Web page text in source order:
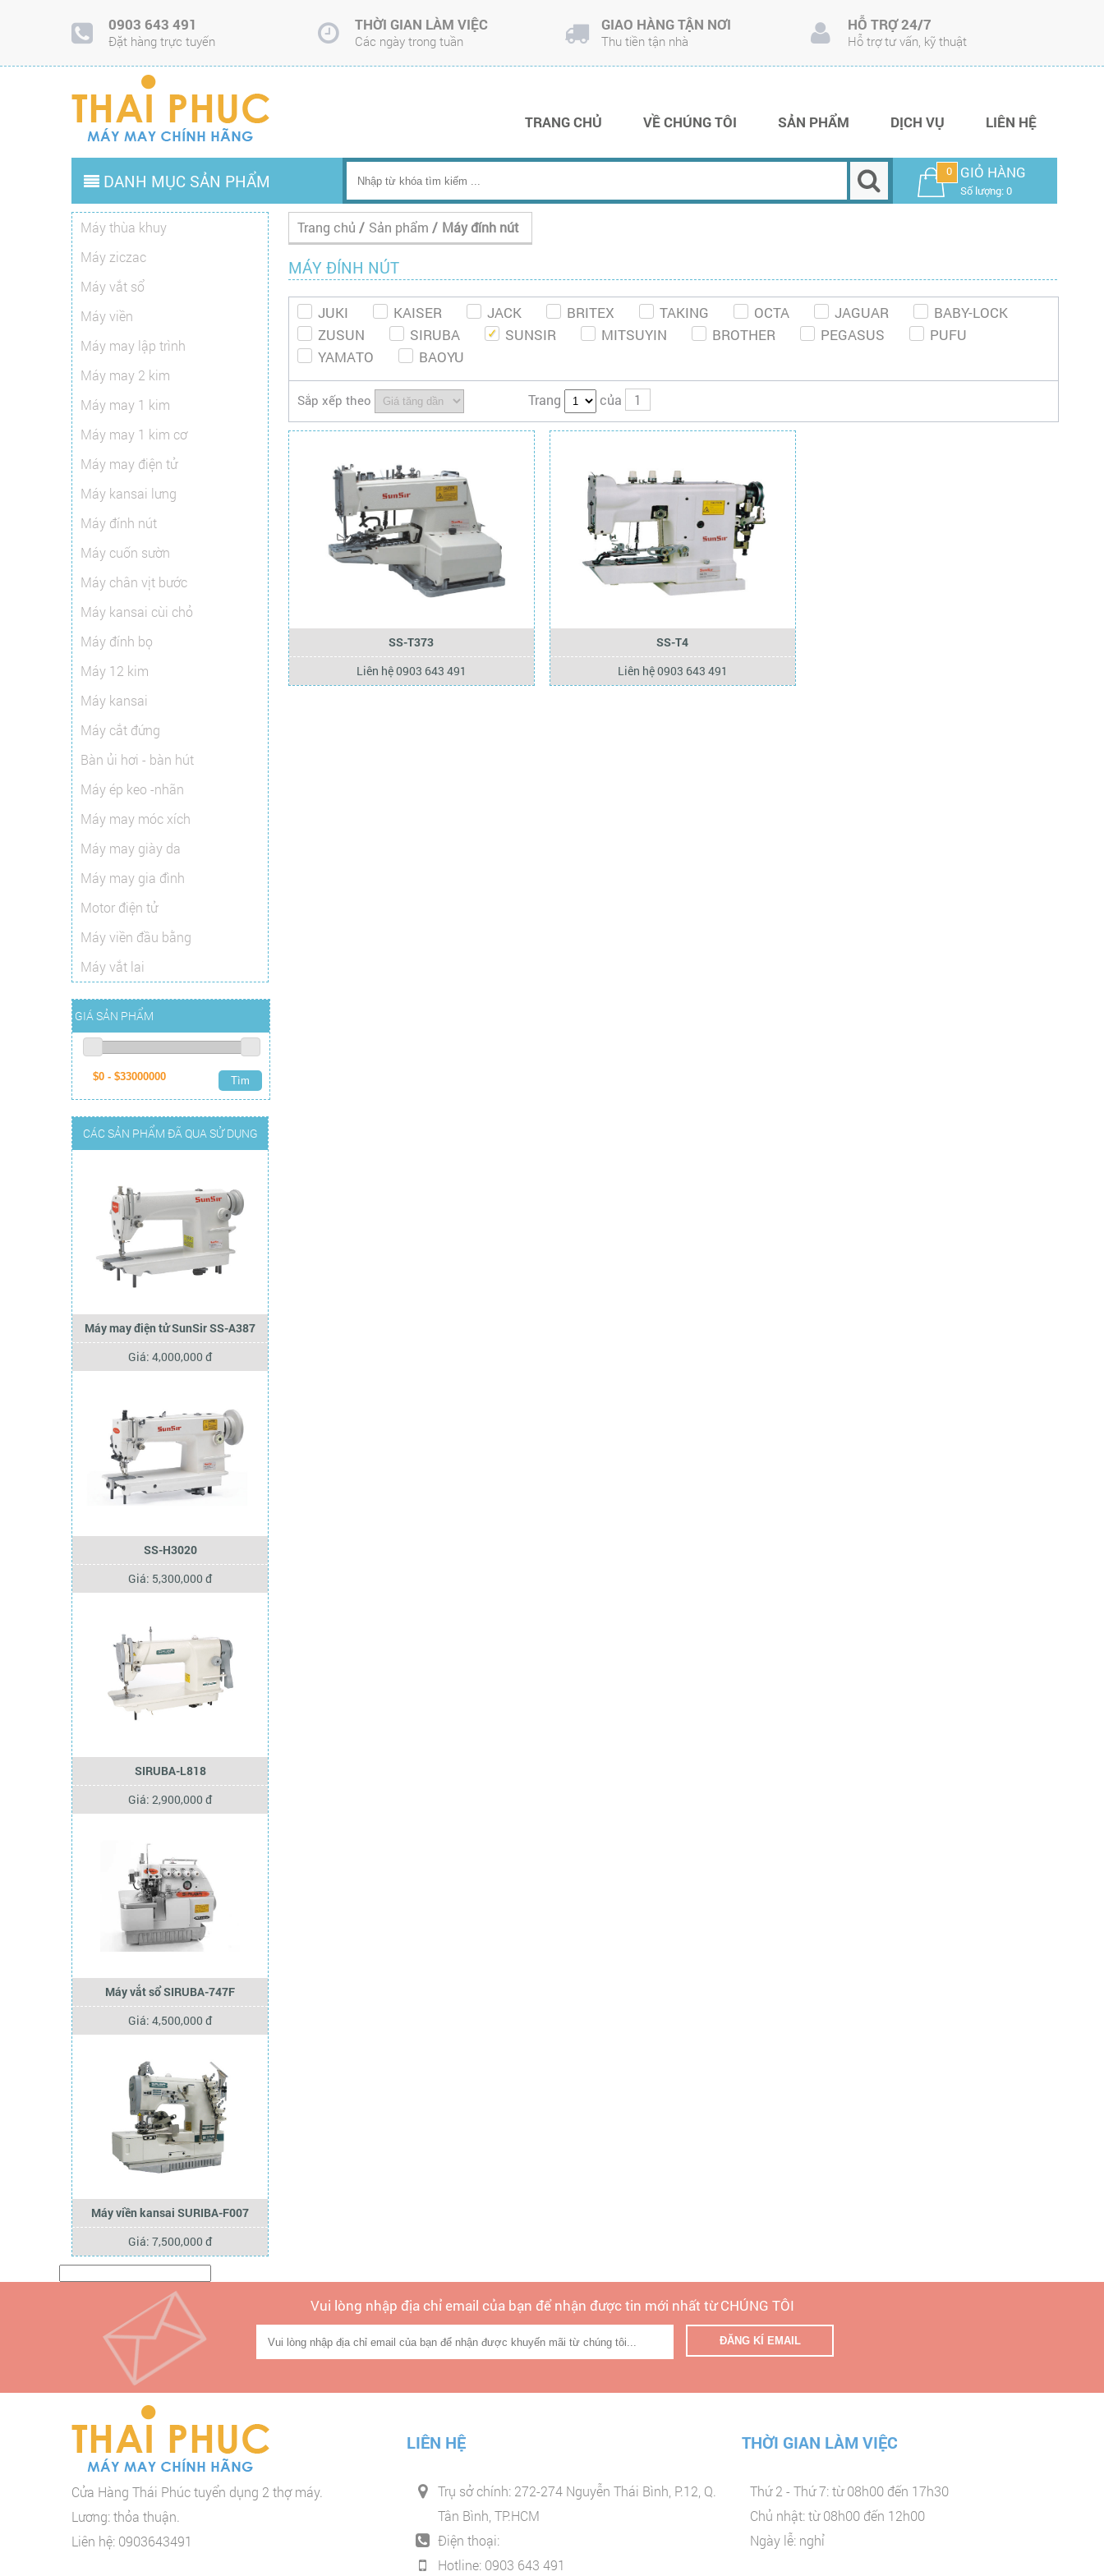
0903 643 491
Đặt hàng trực tuyến
THỜI GIAN LÀM VIỆC
Các ngày trong tuần
GIAO HÀNG TẬN NƠI
Thu tiền tận nhà
HỖ TRỢ 24/7
Hỗ trợ tư vấn, kỹ thuật
TRANG CHỦ VỀ CHÚNG TÔI SẢN PHẨM DỊCH VỤ LIÊN HỆ
DANH MỤC SẢN PHẨM 0 GIỎ HÀNG
Số lượng: 0
Máy thùa khuy
Máy ziczac
Máy vắt sổ
Máy viền
Máy may lập trình
Máy may 2 kim
Máy may 1 kim
Máy may 1 kim cơ
Máy may điện tử
Máy kansai lưng
Máy đính nút
Máy cuốn sườn
Máy chân vịt bước
Máy kansai cùi chỏ
Máy đính bọ
Máy 12 kim
Máy kansai
Máy cắt đứng
Bàn ủi hơi - bàn hút
Máy ép keo -nhãn
Máy may móc xích
Máy may giày da
Máy may gia đình
Motor điện tử
Máy viền đầu bằng
Máy vắt lai
GIÁ SẢN PHẨM
CÁC SẢN PHẨM ĐÃ QUA SỬ DỤNG
Máy may điện tử SunSir SS-A387
Giá: 4,000,000 đ
SS-H3020
Giá: 5,300,000 đ
SIRUBA-L818
Giá: 2,900,000 đ
Máy vắt sổ SIRUBA-747F
Giá: 4,500,000 đ
Máy viền kansai SURIBA-F007
Giá: 7,500,000 đ
Trang chủ / Sản phẩm / Máy đính nút
MÁY ĐÍNH NÚT
JUKI KAISER JACK BRITEX TAKING OCTA JAGUAR
BABY-LOCK
ZUSUN
SIRUBA SUNSIR MITSUYIN BROTHER PEGASUS
PUFU
YAMATO
BAOYU
Sắp xếp theo Trang của 1
SS-T373
Liên hệ 0903 643 491
SS-T4
Liên hệ 0903 643 491
Vui lòng nhập địa chỉ email của bạn để nhận được tin mới nhất từ CHÚNG TÔI
Cửa Hàng Thái Phúc tuyển dụng 2 thợ máy.
Lương: thỏa thuận.
Liên hệ: 0903643491
LIÊN HỆ
Trụ sở chính: 272-274 Nguyễn Thái Bình, P.12, Q.
Tân Bình, TP.HCM
Điện thoại:
Hotline: 0903 643 491
THỜI GIAN LÀM VIỆC
Thứ 2 - Thứ 7: từ 08h00 đến 17h30
Chủ nhật: từ 08h00 đến 12h00
Ngày lễ: nghỉ